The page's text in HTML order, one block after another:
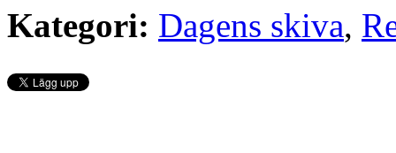
Kategori: Dagens skiva,